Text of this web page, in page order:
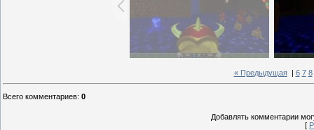
« Предыдущая| 6 7 8
Всего комментариев: 0
Добавлять комментарии
[